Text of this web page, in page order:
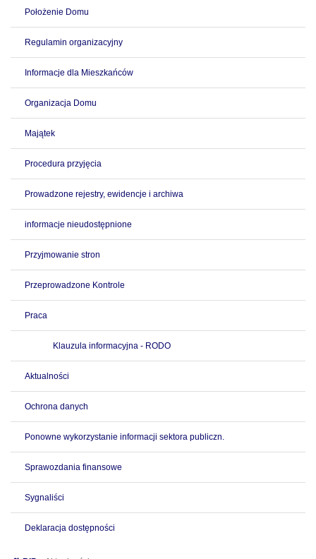
Położenie Domu
Regulamin organizacyjny
Informacje dla Mieszkańców
Organizacja Domu
Majątek
Procedura przyjęcia
Prowadzone rejestry, ewidencje i archiwa
informacje nieudostępnione
Przyjmowanie stron
Przeprowadzone Kontrole
Praca
Klauzula informacyjna - RODO
Aktualności
Ochrona danych
Ponowne wykorzystanie informacji sektora publiczn.
Sprawozdania finansowe
Sygnaliści
Deklaracja dostępności